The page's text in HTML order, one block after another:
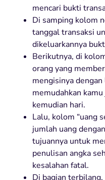
mencari bukti
Di samping kolom
tanggal transaksi
dikeluarkannya
Berikutnya, di
orang yang
mengisinya
memudahkan
kemudian hari.
Lalu, kolom “uang
jumlah uang
tujuannya untuk
penulisan angka
kesalahan fatal.
Di bagian